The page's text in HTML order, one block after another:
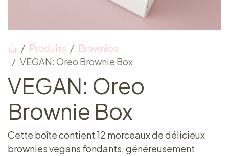
Produits
Brownies
VEGAN: Oreo Brownie Box
VEGAN: Oreo
Brownie Box
Cette boîte contient 12 morceaux de délicieux
brownies vegans fondants, généreusement